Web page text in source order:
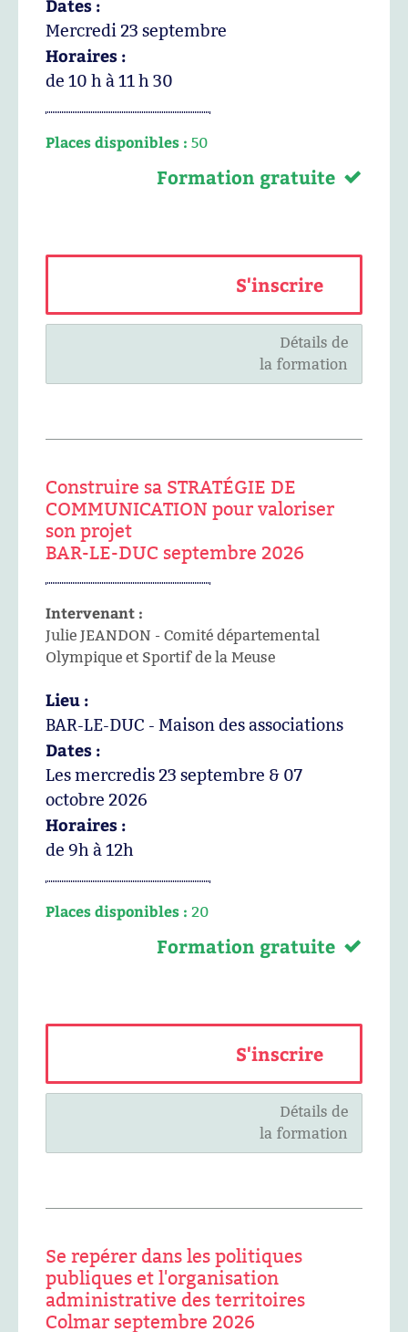
Dates :
Mercredi 23 septembre
Horaires :
de 10 h à 11 h 30
Places disponibles : 50
Formation gratuite
S'inscrire
Détails de
la formation
Construire sa STRATÉGIE DE
COMMUNICATION pour valoriser
son projet
BAR-LE-DUC septembre 2026
Intervenant :
Julie JEANDON - Comité départemental
Olympique et Sportif de la Meuse
Lieu :
BAR-LE-DUC - Maison des associations
Dates :
Les mercredis 23 septembre & 07
octobre 2026
Horaires :
de 9h à 12h
Places disponibles : 20
Formation gratuite
S'inscrire
Détails de
la formation
Se repérer dans les politiques
publiques et l'organisation
administrative des territoires
Colmar septembre 2026